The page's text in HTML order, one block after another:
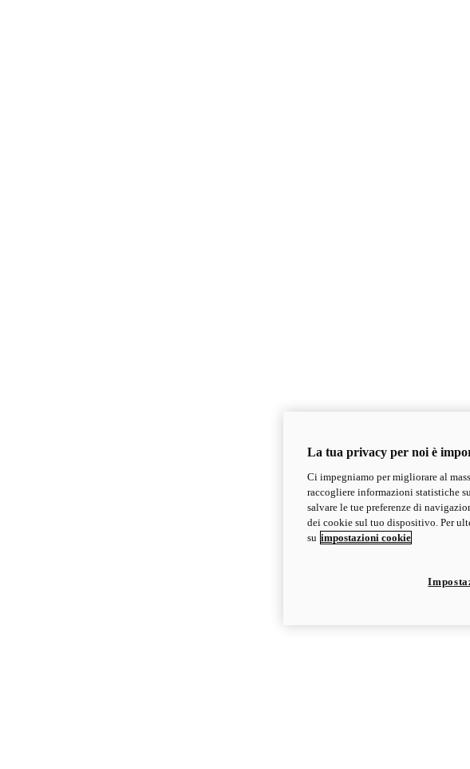
La tua privacy per noi è
Ci impegniamo per migliorare al
raccogliere informazioni statistiche
salvare le tue preferenze di
dei cookie sul tuo dispositivo. Per
su impostazioni cookie